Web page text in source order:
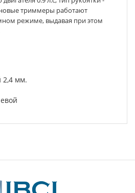
триммеры работают
режиме, выдавая при этом
2,4 мм.